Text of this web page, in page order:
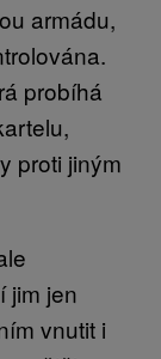
armádu,
probíhá
proti jiným
jim jen
vnutit i